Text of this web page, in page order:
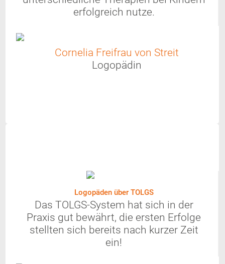
erfolgreich nutze.
Cornelia Freifrau von Streit
Logopädin
Logopäden über TOLGS
Das TOLGS-System hat sich in der
Praxis gut bewährt, die ersten Erfolge
stellten sich bereits nach kurzer Zeit
ein!